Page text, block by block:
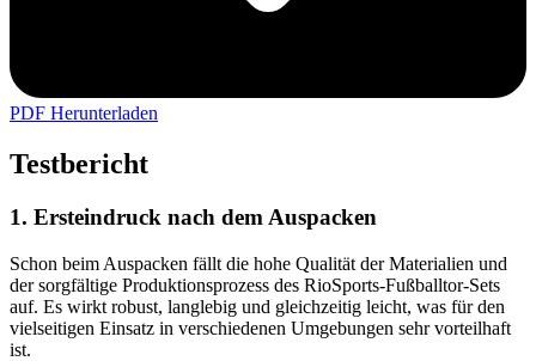
PDF Herunterladen
Testbericht
1. Ersteindruck nach dem Auspacken
Schon beim Auspacken fällt die hohe Qualität der Materialien und
der sorgfältige Produktionsprozess des RioSports-Fußballtor-Sets
auf. Es wirkt robust, langlebig und gleichzeitig leicht, was für den
vielseitigen Einsatz in verschiedenen Umgebungen sehr vorteilhaft
ist.